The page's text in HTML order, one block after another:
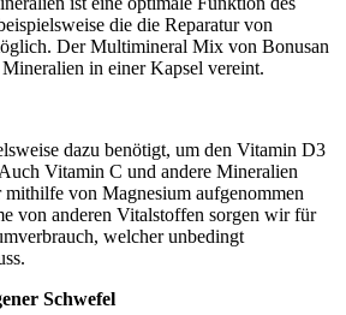
die die Reparatur von
Der Multimineral Mix von Bonusan
in einer Kapsel vereint.
dazu benötigt, um den Vitamin D3
Vitamin C und andere Mineralien
von Magnesium aufgenommen
von anderen Vitalstoffen sorgen wir für
welcher unbedingt
Schwefel